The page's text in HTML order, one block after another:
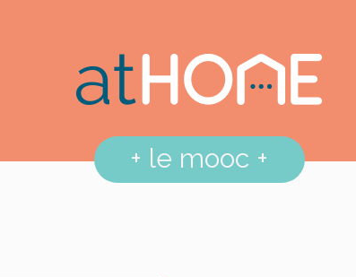
+ le mooc +